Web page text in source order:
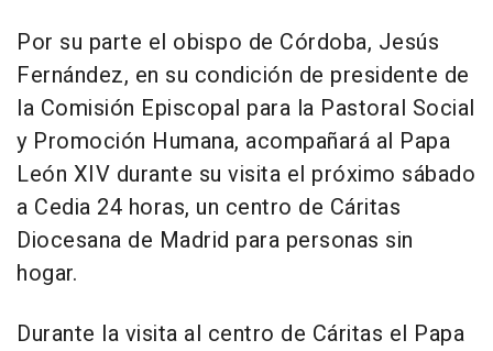
Por su parte el obispo de Córdoba, Jesús
Fernández, en su condición de presidente de
la Comisión Episcopal para la Pastoral Social
y Promoción Humana, acompañará al Papa
León XIV durante su visita el próximo sábado
a Cedia 24 horas, un centro de Cáritas
Diocesana de Madrid para personas sin
hogar.
Durante la visita al centro de Cáritas el Papa